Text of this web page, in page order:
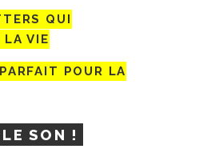
QUI
LA VIE
POUR LA
SON !